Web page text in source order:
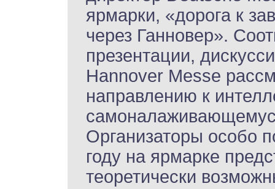
ярмарки, «дорога к
через Ганновер».
презентации,
Hannover Messе
направлению к
Организаторы особо
году на ярмарке
теоретически